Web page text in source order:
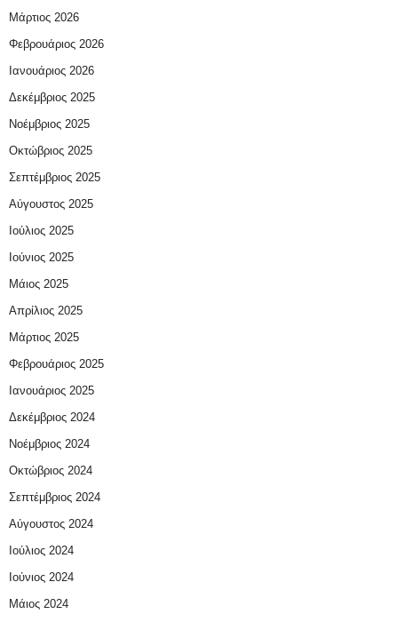
Μάρτιος 2026
Φεβρουάριος 2026
Ιανουάριος 2026
Δεκέμβριος 2025
Νοέμβριος 2025
Οκτώβριος 2025
Σεπτέμβριος 2025
Αύγουστος 2025
Ιούλιος 2025
Ιούνιος 2025
Μάιος 2025
Απρίλιος 2025
Μάρτιος 2025
Φεβρουάριος 2025
Ιανουάριος 2025
Δεκέμβριος 2024
Νοέμβριος 2024
Οκτώβριος 2024
Σεπτέμβριος 2024
Αύγουστος 2024
Ιούλιος 2024
Ιούνιος 2024
Μάιος 2024